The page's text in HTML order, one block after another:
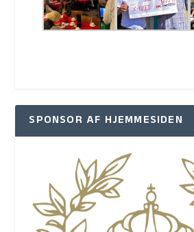
SPONSOR AF HJEMMESIDEN